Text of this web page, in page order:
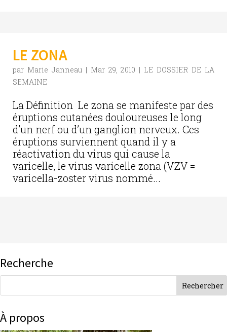
LE ZONA
par Marie Janneau| Mar 29, 2010 | LE DOSSIER DE LA
SEMAINE
La Définition Le zona se manifeste par des
éruptions cutanées douloureuses le long
d’un nerf ou d’un ganglion nerveux. Ces
éruptions surviennent quand il y a
réactivation du virus qui cause la
varicelle, le virus varicelle zona (VZV =
varicella-zoster virus nommé...
Recherche
À propos